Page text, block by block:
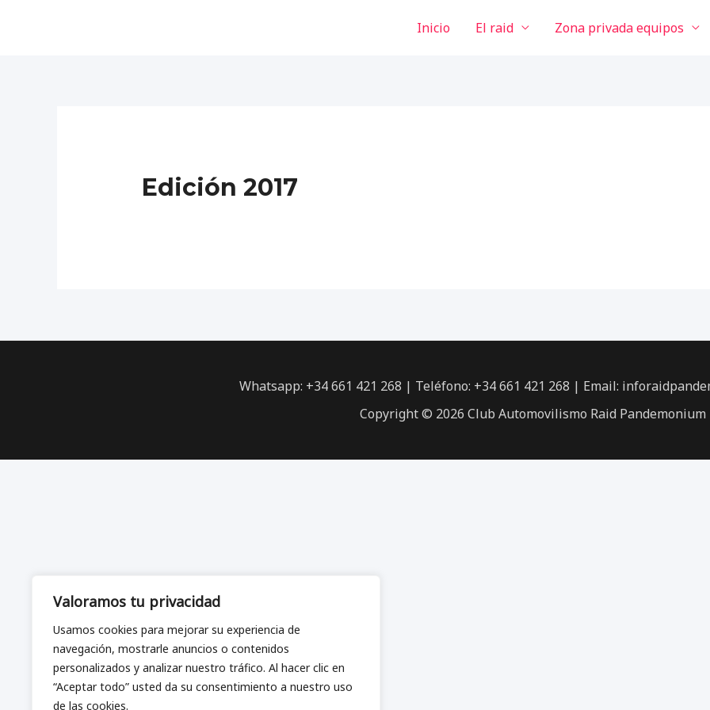
Valoramos tu privacidad
Usamos cookies para mejorar su experiencia de
navegación, mostrarle anuncios o contenidos
personalizados y analizar nuestro tráfico. Al hacer clic en
“Aceptar todo” usted da su consentimiento a nuestro uso
de las cookies.
Inicio El raid Zona privada equipos
Edición 2017
Whatsapp: +34 661 421 268 | Teléfono: +34 661 421 268 | Email:
Copyright © 2026 Club Automovilismo Raid Pandemonium